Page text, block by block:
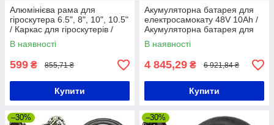
Алюмінієва рама для
гіроскутера 6.5", 8", 10", 10.5"
/ Каркас для гіроскутерів /
Металевий корпус на сигвей
В наявності
599 ₴ 855,71 ₴
Купити
Акумуляторна батарея для
електросамокату 48V 10Ah /
Акумуляторна батарея для
електровелосипеда
В наявності
4 845,29 ₴ 6 921,84 ₴
Купити
–30% –30%